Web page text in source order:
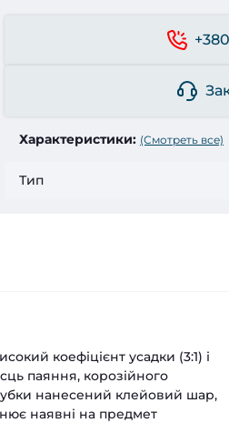
Характеристики: (Смотреть все)
Тип
коефіцієнт усадки (3:1) і
паяння, корозійного
нанесений клейовий шар,
наявні на предмет